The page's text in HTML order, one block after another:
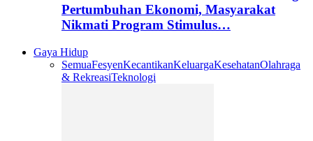
Pertumbuhan Ekonomi, Masyarakat
Nikmati Program Stimulus…
Gaya Hidup
SemuaFesyenKecantikanKeluargaKesehatanOlahraga
& RekreasiTeknologi